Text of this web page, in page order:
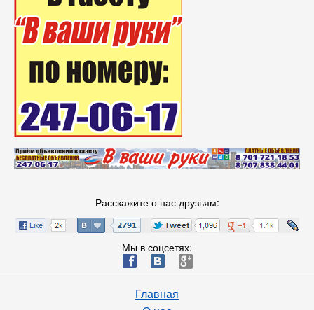
Расскажите о нас друзьям:
Мы в соцсетях:
ä æ è
Главная